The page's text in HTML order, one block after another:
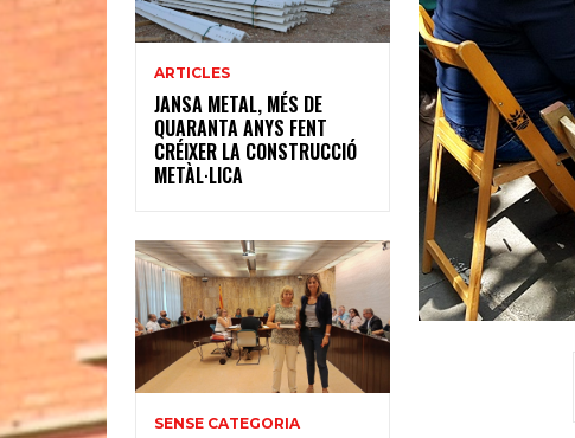
ARTICLES
JANSA METAL, MÉS DE
QUARANTA ANYS FENT
CRÉIXER LA CONSTRUCCIÓ
METÀL·LICA
SENSE CATEGORIA